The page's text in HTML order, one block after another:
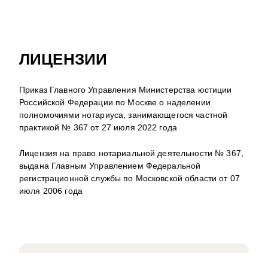
ЛИЦЕНЗИИ
Приказ Главного Управления Министерства юстиции
Российской Федерации по Москве о наделении
полномочиями нотариуса, занимающегося частной
практикой № 367 от 27 июля 2022 года
Лицензия на право нотариальной деятельности № 367,
выдана Главным Управлением Федеральной
регистрационной службы по Московской области от 07
июля 2006 года